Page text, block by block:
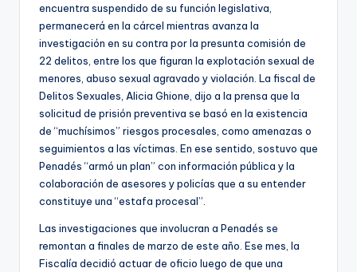
encuentra suspendido de su función legislativa,
permanecerá en la cárcel mientras avanza la
investigación en su contra por la presunta comisión de
22 delitos, entre los que figuran la explotación sexual de
menores, abuso sexual agravado y violación. La fiscal de
Delitos Sexuales, Alicia Ghione, dijo a la prensa que la
solicitud de prisión preventiva se basó en la existencia
de “muchísimos” riesgos procesales, como amenazas o
seguimientos a las víctimas. En ese sentido, sostuvo que
Penadés “armó un plan” con información pública y la
colaboración de asesores y policías que a su entender
constituye una “estafa procesal”.
Las investigaciones que involucran a Penadés se
remontan a finales de marzo de este año. Ese mes, la
Fiscalía decidió actuar de oficio luego de que una